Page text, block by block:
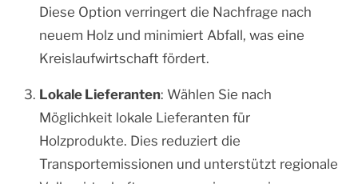
Diese Option verringert die Nachfrage nach
neuem Holz und minimiert Abfall, was eine
Kreislaufwirtschaft fördert.
Lokale Lieferanten: Wählen Sie nach
Möglichkeit lokale Lieferanten für
Holzprodukte. Dies reduziert die
Transportemissionen und unterstützt regionale